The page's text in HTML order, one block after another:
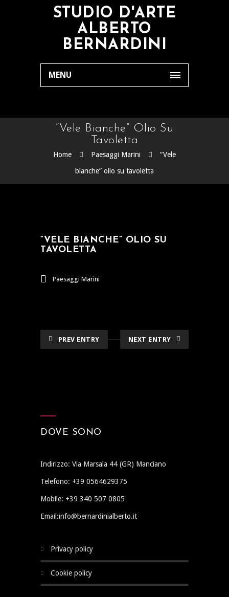
STUDIO D'ARTE
ALBERTO
BERNARDINI
MENU
“Vele Bianche” Olio Su
Tavoletta
Home Paesaggi Marini
“Vele
bianche” olio su tavoletta
“VELE BIANCHE” OLIO SU
TAVOLETTA
Paesaggi Marini
PREV ENTRY NEXT ENTRY
DOVE SONO
Indirizzo: Via Marsala 44 (GR) Manciano
Telefono: +39 0564629375
Mobile: +39 340 507 0805
Email:info@bernardinialberto.it
privacy policy
cookie policy